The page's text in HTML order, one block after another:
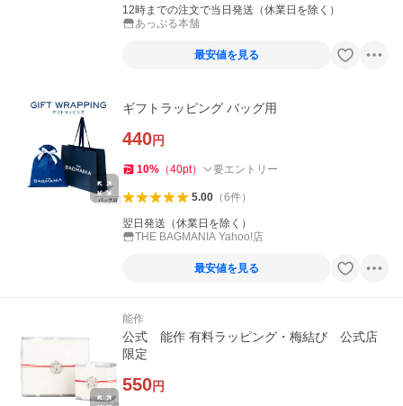
12時までの注文で当日発送（休業日を除く）
あっぷる本舗
最安値を見る
ギフトラッピング バッグ用
440円
10% （40pt） 要エントリー
5.00（6件）
翌日発送（休業日を除く）
THE BAGMANIA Yahoo!店
最安値を見る
能作
公式 能作 有料ラッピング・梅結び 公式店
限定
550円